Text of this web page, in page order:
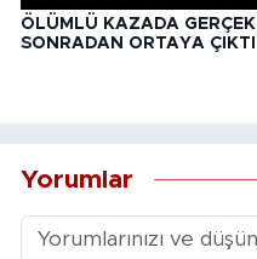
ÖLÜMLÜ KAZADA GERÇEK
SONRADAN ORTAYA ÇIKTI
Yorumlar